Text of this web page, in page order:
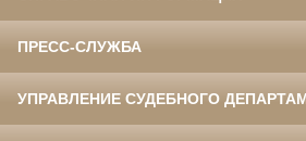
ПРЕСС-СЛУЖБА
УПРАВЛЕНИЕ СУДЕБНОГО